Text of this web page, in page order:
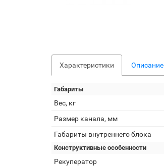
Характеристики Описание
Габариты
Вес, кг
Размер канала, мм
Габариты внутреннего блока
Конструктивные особенности
Рекуператор